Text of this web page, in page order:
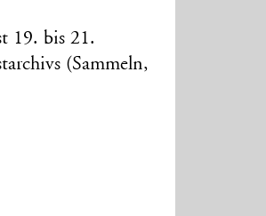
19. bis 21.
(Sammeln,